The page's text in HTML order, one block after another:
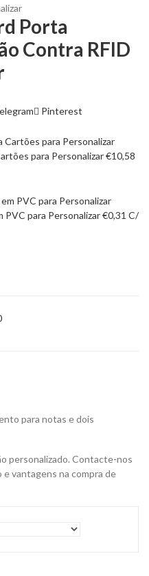
Porta
Contra RFID
Pinterest
para Personalizar€10,58
PVC para Personalizar€0,31 C/
para notas e dois
personalizado. Contacte-nos
vantagens na compra de